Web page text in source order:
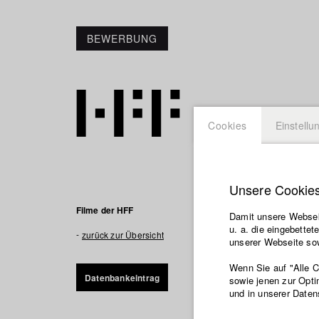
BEWERBUNG
Filme der HFF
zurück zur Übersicht
Datenbankeintrag
Was passiert,
Nacht einen
Cookies
Unsere
Damit unsere
u. a. die
unserer Webseite
Wenn Sie auf "Alle
sowie jenen zur
und in unserer